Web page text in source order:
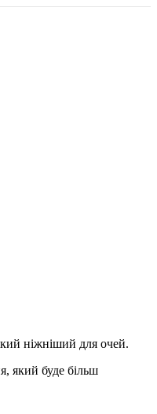
ніжніший для очей.
який буде більш